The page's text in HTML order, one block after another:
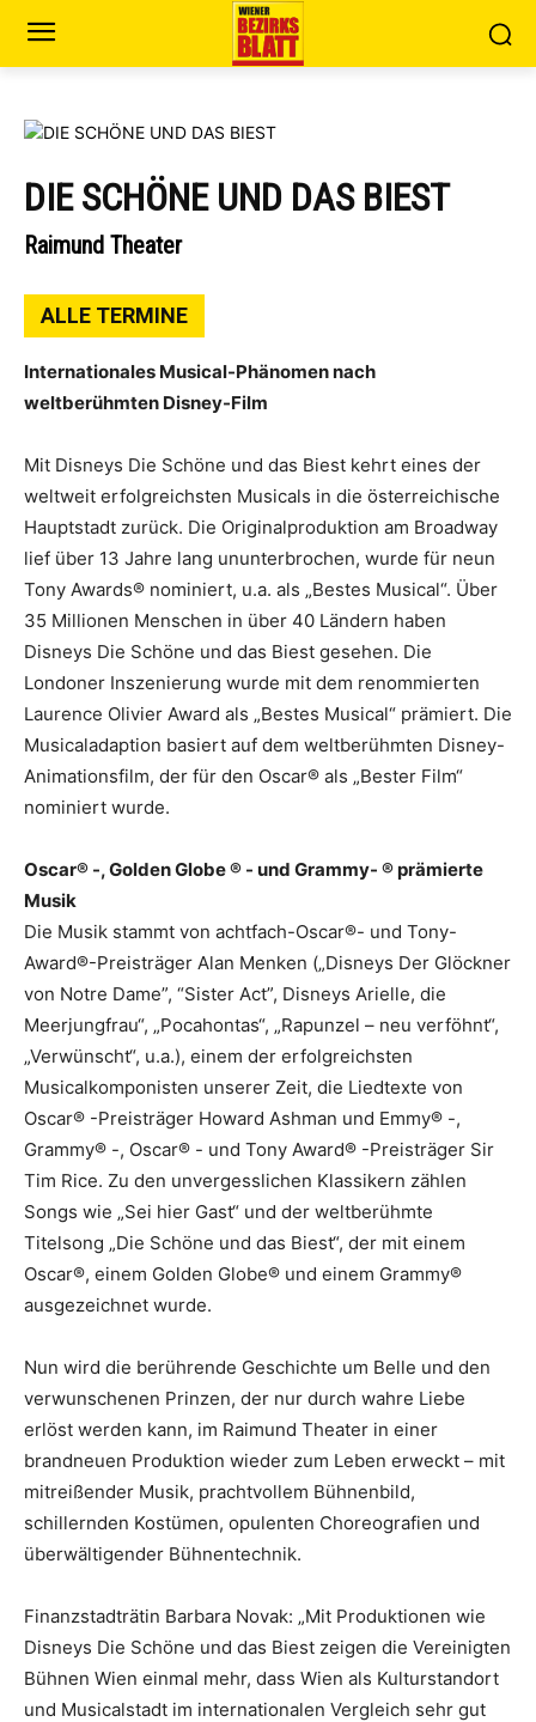
DIE SCHÖNE UND DAS BIEST
Raimund Theater
ALLE TERMINE
Internationales Musical-Phänomen nach
weltberühmten Disney-Film
Mit Disneys Die Schöne und das Biest kehrt eines der
weltweit erfolgreichsten Musicals in die österreichische
Hauptstadt zurück. Die Originalproduktion am Broadway
lief über 13 Jahre lang ununterbrochen, wurde für neun
Tony Awards® nominiert, u.a. als „Bestes Musical“. Über
35 Millionen Menschen in über 40 Ländern haben
Disneys Die Schöne und das Biest gesehen. Die
Londoner Inszenierung wurde mit dem renommierten
Laurence Olivier Award als „Bestes Musical“ prämiert. Die
Musicaladaption basiert auf dem weltberühmten Disney-
Animationsfilm, der für den Oscar® als „Bester Film“
nominiert wurde.
Oscar® -, Golden Globe ® - und Grammy- ® prämierte
Musik
Die Musik stammt von achtfach-Oscar®- und Tony-
Award®-Preisträger Alan Menken („Disneys Der Glöckner
von Notre Dame”, “Sister Act”, Disneys Arielle, die
Meerjungfrau“, „Pocahontas“, „Rapunzel – neu verföhnt“,
„Verwünscht“, u.a.), einem der erfolgreichsten
Musicalkomponisten unserer Zeit, die Liedtexte von
Oscar® -Preisträger Howard Ashman und Emmy® -,
Grammy® -, Oscar® - und Tony Award® -Preisträger Sir
Tim Rice. Zu den unvergesslichen Klassikern zählen
Songs wie „Sei hier Gast“ und der weltberühmte
Titelsong „Die Schöne und das Biest“, der mit einem
Oscar®, einem Golden Globe® und einem Grammy®
ausgezeichnet wurde.
Nun wird die berührende Geschichte um Belle und den
verwunschenen Prinzen, der nur durch wahre Liebe
erlöst werden kann, im Raimund Theater in einer
brandneuen Produktion wieder zum Leben erweckt – mit
mitreißender Musik, prachtvollem Bühnenbild,
schillernden Kostümen, opulenten Choreografien und
überwältigender Bühnentechnik.
Finanzstadträtin Barbara Novak: „Mit Produktionen wie
Disneys Die Schöne und das Biest zeigen die Vereinigten
Bühnen Wien einmal mehr, dass Wien als Kulturstandort
und Musicalstadt im internationalen Vergleich sehr gut